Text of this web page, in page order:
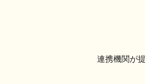
連携機関が